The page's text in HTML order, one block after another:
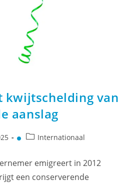
kwijtschelding van
aanslag
Internationaal
emigreert in 2012
een conserverende